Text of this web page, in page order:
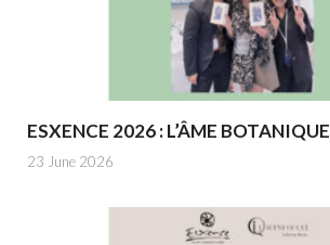
ESXENCE 2026 : L’ÂME BOTANIQUE
23 June 2026